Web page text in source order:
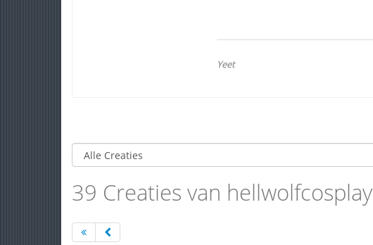
Yeet
39 Creaties van hellwolfcosplay